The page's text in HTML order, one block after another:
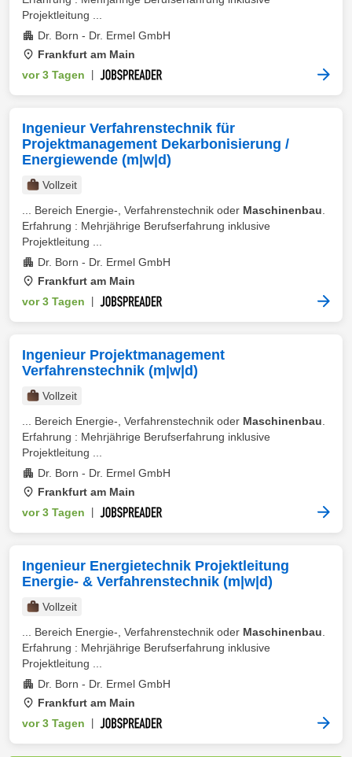
Projektleitung ...
Dr. Born - Dr. Ermel GmbH
Frankfurt am Main
vor 3 Tagen
Ingenieur Verfahrenstechnik für
Projektmanagement Dekarbonisierung /
Energiewende (m|w|d)
Vollzeit
... Bereich Energie-, Verfahrenstechnik oder Maschinenbau
Erfahrung : Mehrjährige Berufserfahrung inklusive
Projektleitung ...
Dr. Born - Dr. Ermel GmbH
Frankfurt am Main
vor 3 Tagen
Ingenieur Projektmanagement
Verfahrenstechnik (m|w|d)
Vollzeit
... Bereich Energie-, Verfahrenstechnik oder Maschinenbau
Erfahrung : Mehrjährige Berufserfahrung inklusive
Projektleitung ...
Dr. Born - Dr. Ermel GmbH
Frankfurt am Main
vor 3 Tagen
Ingenieur Energietechnik Projektleitung
Energie- & Verfahrenstechnik (m|w|d)
Vollzeit
... Bereich Energie-, Verfahrenstechnik oder Maschinenbau
Erfahrung : Mehrjährige Berufserfahrung inklusive
Projektleitung ...
Dr. Born - Dr. Ermel GmbH
Frankfurt am Main
vor 3 Tagen